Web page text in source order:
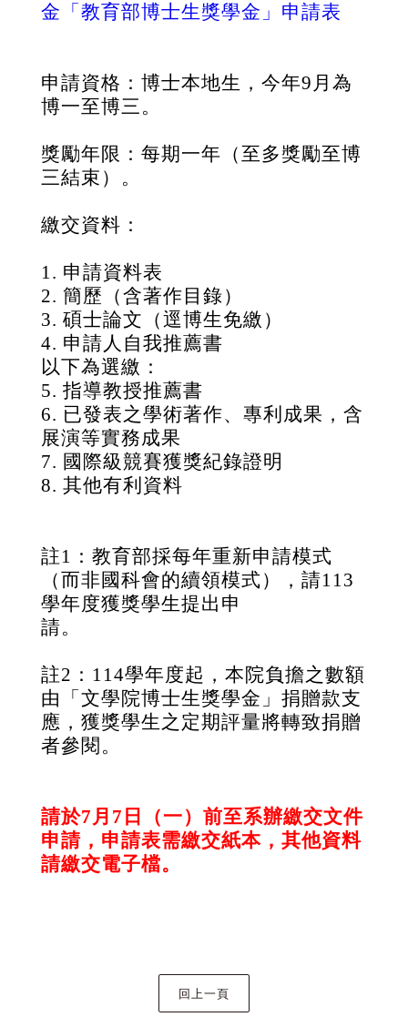
金「教育部博士生獎學金」申請表
申請資格：博士本地生，今年9 月為
博一至博三。
獎勵年限：每期一年（至多獎勵至博
三結束）。
繳交資料：
1. 申請資料表
2. 簡歷（含著作目錄）
3. 碩士論文（逕博生免繳）
4. 申請人自我推薦書
以下為選繳：
5. 指導教授推薦書
6. 已發表之學術著作、專利成果，含
展演等實務成果
7. 國際級競賽獲獎紀錄證明
8. 其他有利資料
註1 ：教育部採每年重新申請模式
（而非國科會的續領模式），請113
學年度獲獎學生提出申
請。
註2 ： 114學年度起，本院負擔之數額
由「文學院博士生獎學金」捐贈款支
應，獲獎學生之定期評量將轉致捐贈
者參閱。
請於7月7日（一）前至系辦繳交文件
申請，申請表需繳交紙本，其他資料
請繳交電子檔。